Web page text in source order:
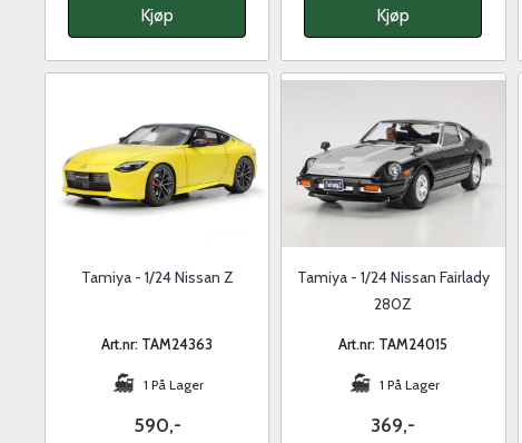
Kjøp Kjøp
Tamiya - 1/24 Nissan Z
Art.nr: TAM24363
1 På Lager
590,-
Tamiya - 1/24 Nissan Fairlady
280Z
Art.nr: TAM24015
1 På Lager
369,-